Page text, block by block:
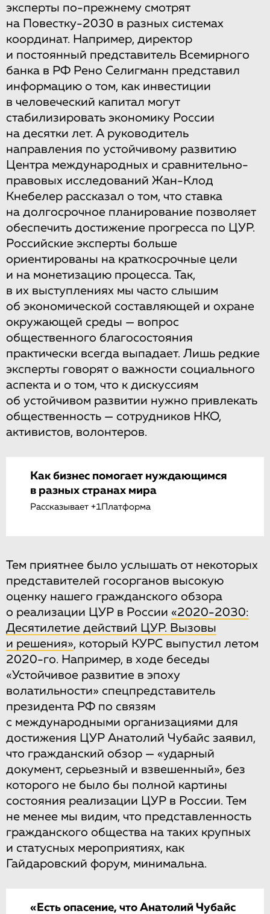
эксперты по-прежнему смотрят
на Повестку-2030 в разных системах
координат. Например, директор
и постоянный представитель Всемирного
банка в РФ Рено Селигманн представил
информацию о том, как инвестиции
в человеческий капитал могут
стабилизировать экономику России
на десятки лет. А руководитель
направления по устойчивому развитию
Центра международных и сравнительно-
правовых исследований Жан-Клод
Кнебелер рассказал о том, что ставка
на долгосрочное планирование позволяет
обеспечить достижение прогресса по ЦУР.
Российские эксперты больше
ориентированы на краткосрочные цели
и на монетизацию процесса. Так,
в их выступлениях мы часто слышим
об экономической составляющей и охране
окружающей среды — вопрос
общественного благосостояния
практически всегда выпадает. Лишь редкие
эксперты говорят о важности социального
аспекта и о том, что к дискуссиям
об устойчивом развитии нужно привлекать
общественность — сотрудников НКО,
активистов, волонтеров.
Как бизнес помогает нуждающимся
в разных странах мира
Рассказывает +1Платформа
Тем приятнее было услышать от некоторых
представителей госорганов высокую
оценку нашего гражданского обзора
о реализации ЦУР в России «2020-2030:
Десятилетие действий ЦУР. Вызовы
и решения», который КУРС выпустил летом
2020-го. Например, в ходе беседы
«Устойчивое развитие в эпоху
волатильности» спецпредставитель
президента РФ по связям
с международными организациями для
достижения ЦУР Анатолий Чубайс заявил,
что гражданский обзор — «ударный
документ, серьезный и взвешенный», без
которого не было бы полной картины
состояния реализации ЦУР в России. Тем
не менее мы видим, что представленность
гражданского общества на таких крупных
и статусных мероприятиях, как
Гайдаровский форум, минимальна.
«Есть опасение, что Анатолий Чубайс